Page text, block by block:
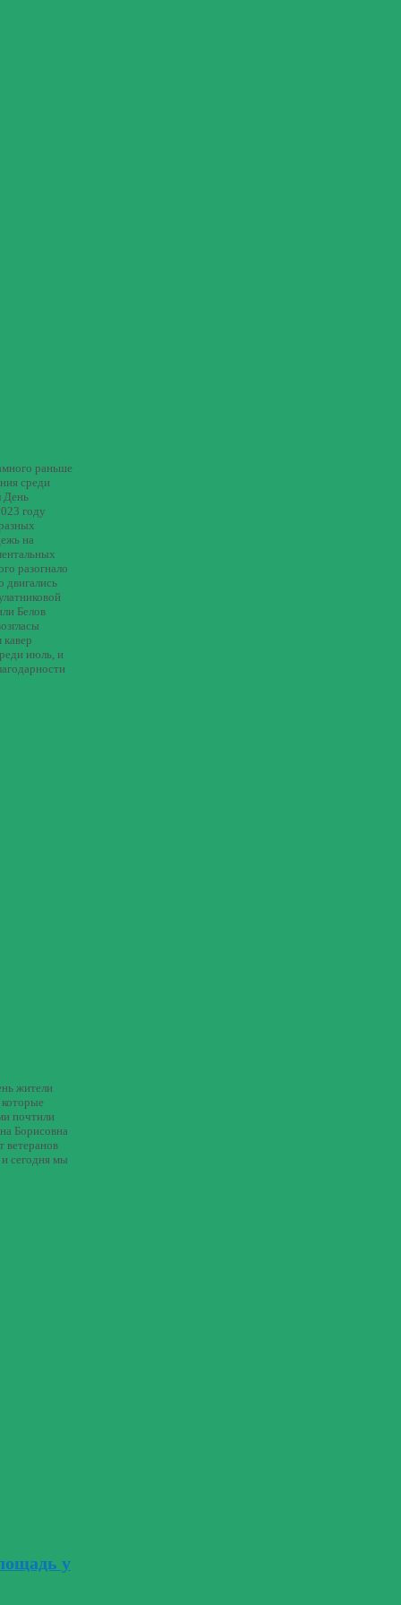
раньше
среди
День
году
на
разогнало
двигались
Белов
июль, и
жители
почтили
Борисовна
ветеранов
сегодня мы
у